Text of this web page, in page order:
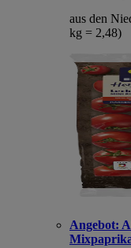
aus den
kg = 2,48)
Angebot: